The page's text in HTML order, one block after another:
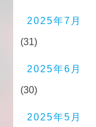
2025年7月
(31)
2025年6月
(30)
2025年5月